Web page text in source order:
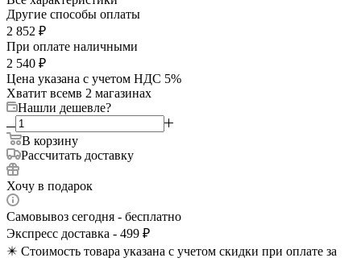
Другие способы оплаты
2 852 ₽
При оплате наличными
2 540 ₽
Цена указана с учетом НДС 5%
Хватит всемв 2 магазинах
Нашли дешевле?
В корзину
Рассчитать доставку
Хочу в подарок
Самовывоз сегодня - бесплатно
Экспресс доставка - 499 ₽
✴️ Стоимость товара указана с учетом скидки при оплате за